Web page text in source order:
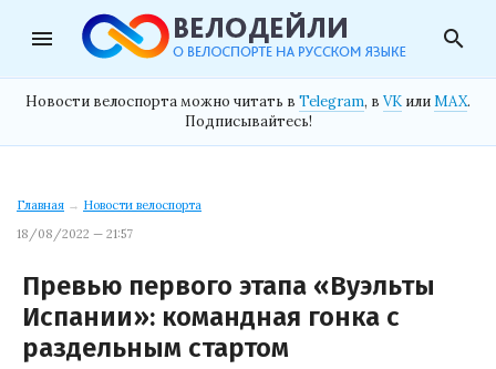
menu search
Новости велоспорта можно читать в Telegram, в VK илиMAX.
Подписывайтесь!
Главная → Новости велоспорта
18/08/2022 — 21:57
Превью первого этапа «Вуэльты
Испании»: командная гонка с
раздельным стартом